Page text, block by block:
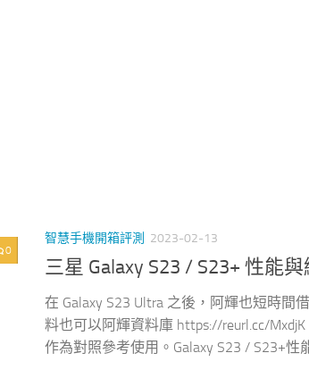
0
智慧手機開箱評測 2023-02-13
三星 Galaxy S23 / S23+ 性能
在 Galaxy S23 Ultra 之後，阿輝也短時間
料也可以阿輝資料庫 https://reurl.cc/
作為對照參考使用。Galaxy S23 / S23+性